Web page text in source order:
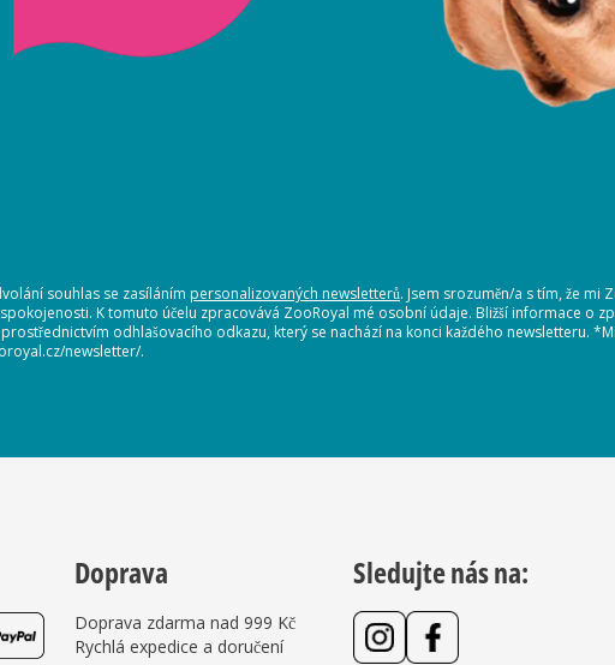
souhlas se zasíláním personalizovaných newsletterů. Jsem srozuměn/a s tím, že mi
K tomuto účelu zpracovává ZooRoyal mé osobní údaje. Bližší informace o
odhlašovacího odkazu, který se nachází na konci každého newsletteru.
newsletter/.
Doprava
Doprava zdarma nad 999 Kč
Rychlá expedice a doručení
Sledujte nás na: